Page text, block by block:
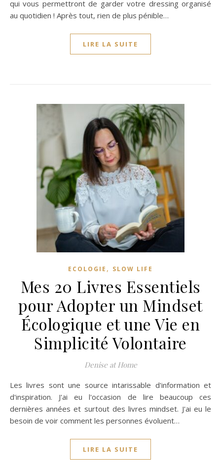
qui vous permettront de garder votre dressing organisé
au quotidien ! Après tout, rien de plus pénible…
LIRE LA SUITE
ECOLOGIE , SLOW LIFE
Mes 20 Livres Essentiels
pour Adopter un Mindset
Écologique et une Vie en
Simplicité Volontaire
Denise at Home
Les livres sont une source intarissable d'information et
d'inspiration. J'ai eu l'occasion de lire beaucoup ces
dernières années et surtout des livres mindset. J'ai eu le
besoin de voir comment les personnes évoluent…
LIRE LA SUITE